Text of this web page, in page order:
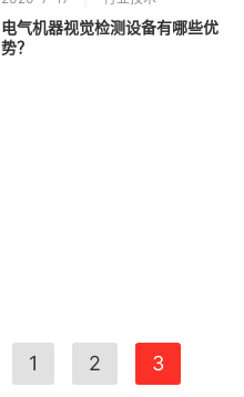
电气机器视觉检测设备有哪些优
势？
1 2 3